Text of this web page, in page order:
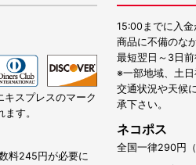
スプレスのマーク
す。
料245円が必要に
15:00までに入
商品に不備のな
最短翌日～3日前
※一部地域、土日
交通状況や天候
承下さい。
ネコポス
全国一律290円（